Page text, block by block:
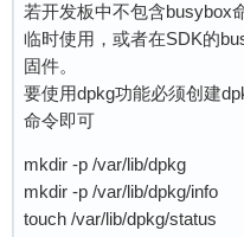
若开发板中不包含busybox
临时使用，或者在SDK的
固件。
要使用dpkg功能必须创建
命令即可
mkdir -p /var/lib/dpkg
mkdir -p /var/lib/dpkg/info
touch /var/lib/dpkg/status